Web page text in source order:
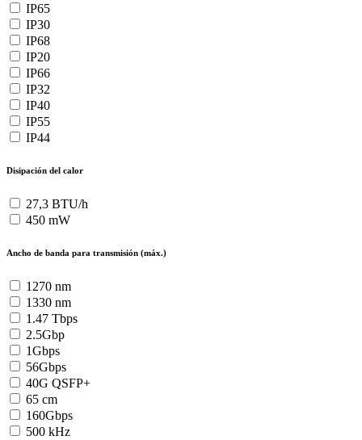
IP65
IP30
IP68
IP20
IP66
IP32
IP40
IP55
IP44
Disipación del calor
27,3 BTU/h
450 mW
Ancho de banda para transmisión (máx.)
1270 nm
1330 nm
1.47 Tbps
2.5Gbp
1Gbps
56Gbps
40G QSFP+
65 cm
160Gbps
500 kHz